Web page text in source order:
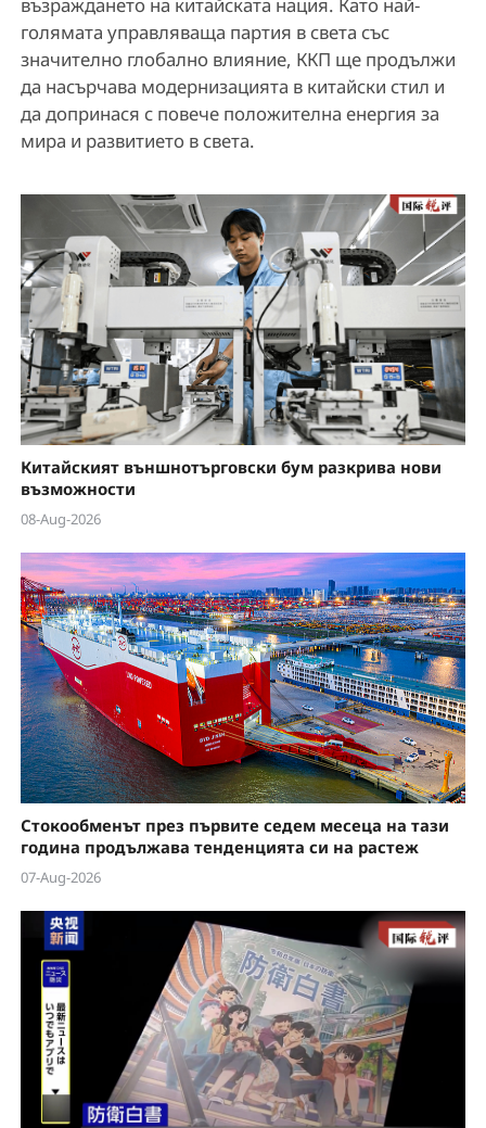
голямата управляваща партия в света със
значително глобално влияние, ККП ще продължи
да насърчава модернизацията в китайски стил и
да допринася с повече положителна енергия за
мира и развитието в света.
Китайският външнотърговски бум разкрива нови
възможности
08-Aug-2026
Стокообменът през първите седем месеца на тази
година продължава тенденцията си на растеж
07-Aug-2026